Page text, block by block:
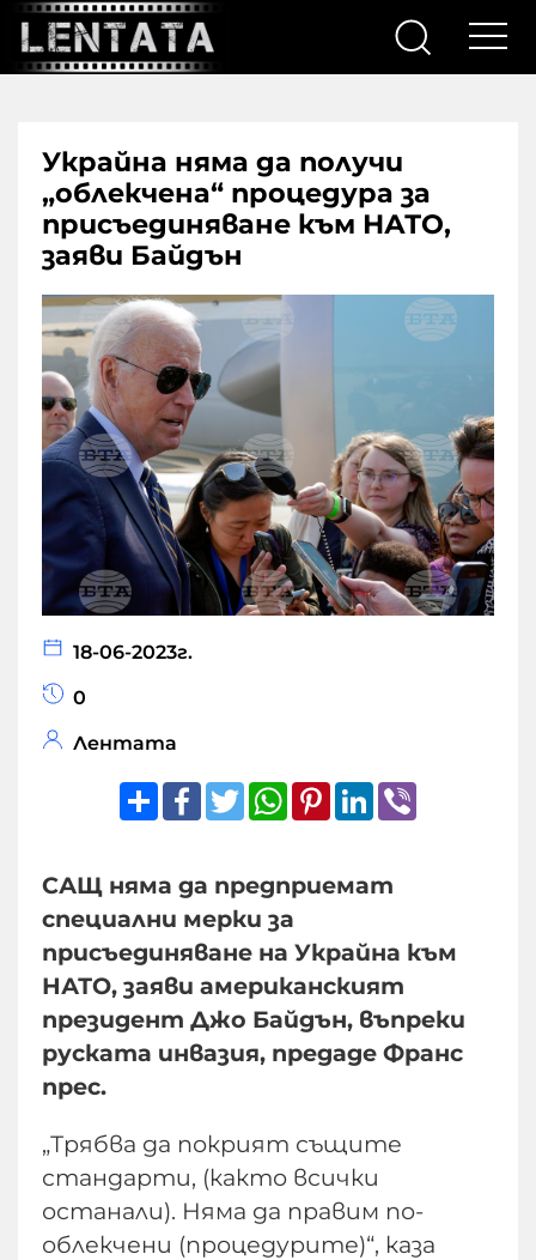
Украйна няма да получи
„облекчена“ процедура за
присъединяване към НАТО,
заяви Байдън
18-06-2023г.
0
Лентата
ShareFacebook
TwitterWhatsApp
Pinterest
LinkedIn
САЩ няма да предприемат
специални мерки за
присъединяване на Украйна към
НАТО, заяви американският
президент Джо Байдън, въпреки
руската инвазия, предаде Франс
прес.
„Трябва да покрият същите
стандарти, (както всички
останали). Няма да правим по-
облекчени (процедурите)“, каза